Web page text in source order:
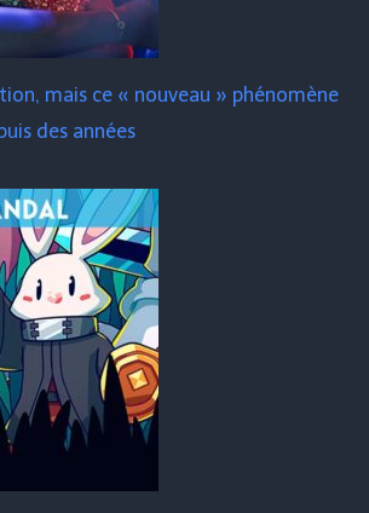
mais ce « nouveau » phénomène
des années